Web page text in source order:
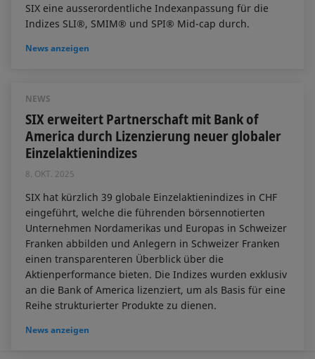
SIX eine ausserordentliche Indexanpassung für die
Indizes SLI®, SMIM® und SPI® Mid-cap durch.
News anzeigen
NEWS
SIX erweitert Partnerschaft mit Bank of
America durch Lizenzierung neuer globaler
Einzelaktienindizes
8. OKT. 2025
SIX hat kürzlich 39 globale Einzelaktienindizes in CHF
eingeführt, welche die führenden börsennotierten
Unternehmen Nordamerikas und Europas in Schweizer
Franken abbilden und Anlegern in Schweizer Franken
einen transparenteren Überblick über die
Aktienperformance bieten. Die Indizes wurden exklusiv
an die Bank of America lizenziert, um als Basis für eine
Reihe strukturierter Produkte zu dienen.
News anzeigen